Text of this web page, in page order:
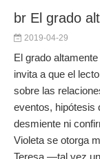
br El grado
2019-04-29
El grado
invita a que el
sobre las
eventos, hipótesis
desmiente ni
Violeta se otorga
Teresa —tal vez